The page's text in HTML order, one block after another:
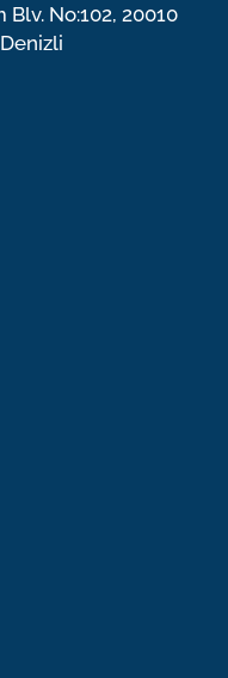
No:102, 20010